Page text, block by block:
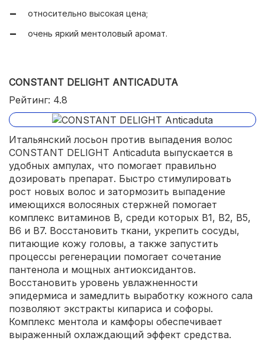
относительно высокая цена;
очень яркий ментоловый аромат.
CONSTANT DELIGHT ANTICADUTA
Рейтинг: 4.8
Итальянский лосьон против выпадения волос
CONSTANT DELIGHT Anticaduta выпускается в
удобных ампулах, что помогает правильно
дозировать препарат. Быстро стимулировать
рост новых волос и затормозить выпадение
имеющихся волосяных стержней помогает
комплекс витаминов В, среди которых В1, В2, В5,
В6 и В7. Восстановить ткани, укрепить сосуды,
питающие кожу головы, а также запустить
процессы регенерации помогает сочетание
пантенола и мощных антиоксидантов.
Восстановить уровень увлажненности
эпидермиса и замедлить выработку кожного сала
позволяют экстракты кипариса и софоры.
Комплекс ментола и камфоры обеспечивает
выраженный охлаждающий эффект средства.